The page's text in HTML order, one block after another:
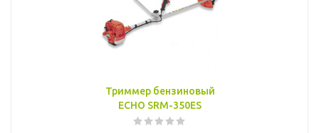
Триммер бензиновый
ECHO SRM-350ES